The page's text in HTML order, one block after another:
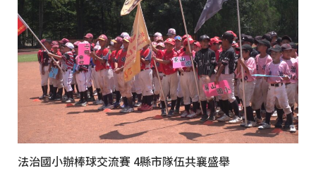
法治國小辦棒球交流賽 4縣市隊伍共襄盛舉